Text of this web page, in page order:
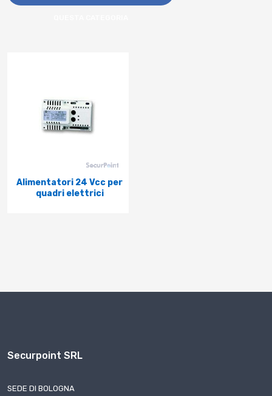
Alimentatori 24 Vcc per
quadri elettrici
Securpoint SRL
SEDE DI BOLOGNA